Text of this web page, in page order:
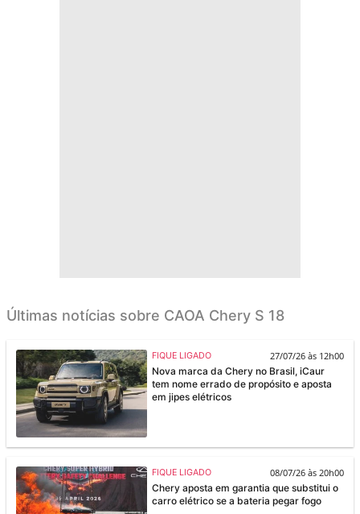
Últimas notícias sobre CAOA Chery S 18
FIQUE LIGADO
27/07/26 às 12h00
Nova marca da Chery no Brasil, iCaur
tem nome errado de propósito e aposta
em jipes elétricos
FIQUE LIGADO
08/07/26 às 20h00
Chery aposta em garantia que substitui o
carro elétrico se a bateria pegar fogo